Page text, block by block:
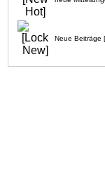
Neue Beiträge